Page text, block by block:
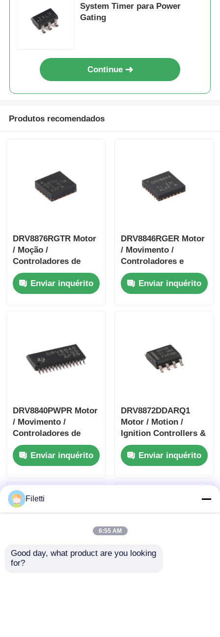
System Timer para Power
Gating
Continue
Produtos recomendados
DRV8876RGTR Motor
/ Moção /
Controladores de
ignição e condutores
40 V 3.5-A H-bridge
Motor Driver com I
Enviar inquérito
DRV8846RGER Motor
/ Movimento /
Controladores e
condutores de
ignição 1.4A Bipolar
Stpr
Enviar inquérito
DRV8840PWPR Motor
/ Movimento /
Controladores de
ignição e condutores
5A Condutor de
motor DC escovado
Enviar inquérito
DRV8872DDARQ1
Motor / Motion /
Ignition Controllers &
Drivers 3.6A Brush
DC Motor Drver
W/Fault Report
Enviar inquérito
Filetti
6:55 AM
Good day, what product are you looking
for?